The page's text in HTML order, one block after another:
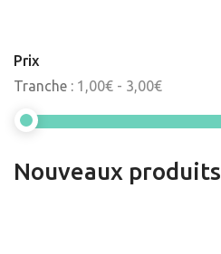
Prix
Tranche : 1,00€ - 3,00€
Nouveaux produits